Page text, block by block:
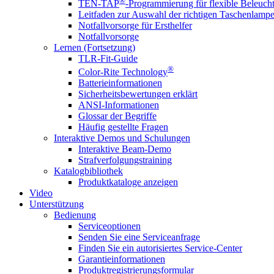
TEN-TAP -Programmierung für flexible
Leitfaden zur Auswahl der richtigen Taschenlampe
Notfallvorsorge für Ersthelfer
Notfallvorsorge
Lernen (Fortsetzung)
TLR-Fit-Guide
Color-Rite Technology®
Batterieinformationen
Sicherheitsbewertungen erklärt
ANSI-Informationen
Glossar der Begriffe
Häufig gestellte Fragen
Interaktive Demos und Schulungen
Interaktive Beam-Demo
Strafverfolgungstraining
Katalogbibliothek
Produktkataloge anzeigen
Video
Unterstützung
Bedienung
Serviceoptionen
Senden Sie eine Serviceanfrage
Finden Sie ein autorisiertes Service-Center
Garantieinformationen
Produktregistrierungsformular